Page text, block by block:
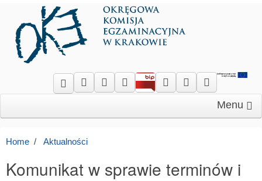
Menu
Home Aktualności
Komunikat w sprawie terminów i